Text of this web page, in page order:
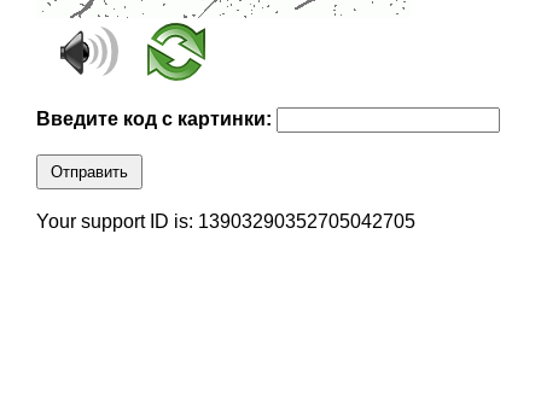
Введите код с картинки:
Отправить
Your support ID is: 13903290352705042705